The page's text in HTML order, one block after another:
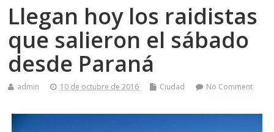
Llegan hoy los raidistas
que salieron el sábado
desde Paraná
admin 10 de octubre de 2016 Ciudad No Comment